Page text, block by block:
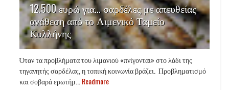
12.500 ευρώ για… σαρδέλες με απευθείας
ανάθεση από το Λιμενικό Ταμείο
Κυλλήνης
Όταν τα προβλήματα του λιμανιού «πνίγονται» στο λάδι της
τηγανητής σαρδέλας, η τοπική κοινωνία βράζει. Προβληματισμό
και σοβαρά ερωτήμ...Readmore